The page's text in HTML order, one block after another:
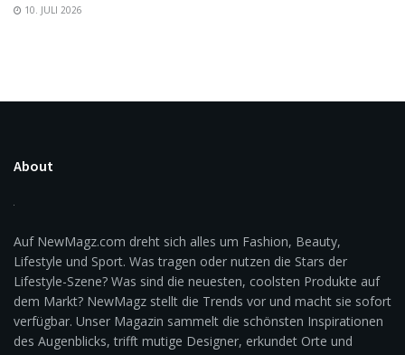
10. JULI 2026
About
Auf NewMagz.com dreht sich alles um Fashion, Beauty,
Lifestyle und Sport. Was tragen oder nutzen die Stars der
Lifestyle-Szene? Was sind die neuesten, coolsten Produkte auf
dem Markt? NewMagz stellt die Trends vor und macht sie sofort
verfügbar. Unser Magazin sammelt die schönsten Inspirationen
des Augenblicks, trifft mutige Designer, erkundet Orte und